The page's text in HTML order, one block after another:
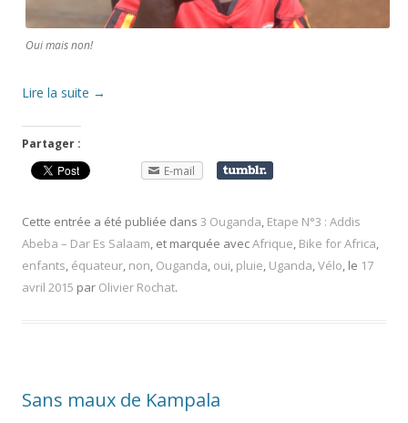
Oui mais non!
Lire la suite →
Partager :
E-mail
Cette entrée a été publiée dans 3 Ouganda, Etape N°3 : Addis
Abeba – Dar Es Salaam, et marquée avecAfrique, Bike for Africa,
enfants, équateur, non, Ouganda, oui, pluie, Uganda,Vélo, le 17
avril 2015 par Olivier Rochat.
Sans maux de Kampala